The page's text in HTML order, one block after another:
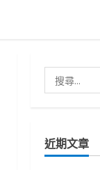
尋
字:
近期文章